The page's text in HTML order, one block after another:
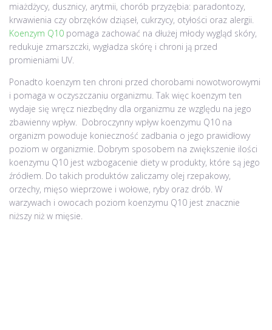
miażdżycy, dusznicy, arytmii, chorób przyzębia: paradontozy,
krwawienia czy obrzęków dziąseł, cukrzycy, otyłości oraz alergii.
Koenzym Q10 pomaga zachować na dłużej młody wygląd skóry,
redukuje zmarszczki, wygładza skórę i chroni ją przed
promieniami UV.
Ponadto koenzym ten chroni przed chorobami nowotworowymi
i pomaga w oczyszczaniu organizmu. Tak więc koenzym ten
wydaje się wręcz niezbędny dla organizmu ze względu na jego
zbawienny wpływ. Dobroczynny wpływ koenzymu Q10 na
organizm powoduje konieczność zadbania o jego prawidłowy
poziom w organizmie. Dobrym sposobem na zwiększenie ilości
koenzymu Q10 jest wzbogacenie diety w produkty, które są jego
źródłem. Do takich produktów zaliczamy olej rzepakowy,
orzechy, mięso wieprzowe i wołowe, ryby oraz drób. W
warzywach i owocach poziom koenzymu Q10 jest znacznie
niższy niż w mięsie.